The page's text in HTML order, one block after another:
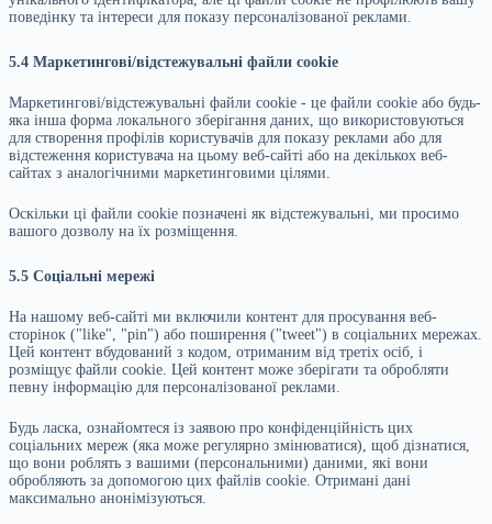
поведінку та інтереси для показу персоналізованої реклами.
5.4 Маркетингові/відстежувальні файли cookie
Маркетингові/відстежувальні файли cookie - це файли cookie або будь-
яка інша форма локального зберігання даних, що використовуються
для створення профілів користувачів для показу реклами або для
відстеження користувача на цьому веб-сайті або на декількох веб-
сайтах з аналогічними маркетинговими цілями.
Оскільки ці файли cookie позначені як відстежувальні, ми просимо
вашого дозволу на їх розміщення.
5.5 Соціальні мережі
На нашому веб-сайті ми включили контент для просування веб-
сторінок ("like", "pin") або поширення ("tweet") в соціальних мережах.
Цей контент вбудований з кодом, отриманим від третіх осіб, і
розміщує файли cookie. Цей контент може зберігати та обробляти
певну інформацію для персоналізованої реклами.
Будь ласка, ознайомтеся із заявою про конфіденційність цих
соціальних мереж (яка може регулярно змінюватися), щоб дізнатися,
що вони роблять з вашими (персональними) даними, які вони
обробляють за допомогою цих файлів cookie. Отримані дані
максимально анонімізуються.